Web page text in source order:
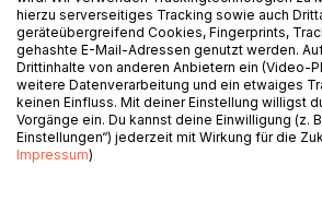
difficulties that arise,
concluding conferences of
publication.
WEITERE
hierzu serverseitiges Tracking sowie auch
geräteübergreifend Cookies, Fingerprints,
gehashte E-Mail-Adressen genutzt werden.
Drittinhalte von anderen Anbietern ein (Video-
weitere Datenverarbeitung und ein etwaiges
keinen Einfluss. Mit deiner Einstellung willigst
Vorgänge ein. Du kannst deine Einwilligung (z.
Einstellungen“) jederzeit mit Wirkung für die
Impressum)